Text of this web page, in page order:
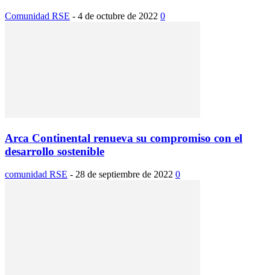
Comunidad RSE - 4 de octubre de 2022 0
Arca Continental renueva su compromiso con el
desarrollo sostenible
comunidad RSE - 28 de septiembre de 2022 0